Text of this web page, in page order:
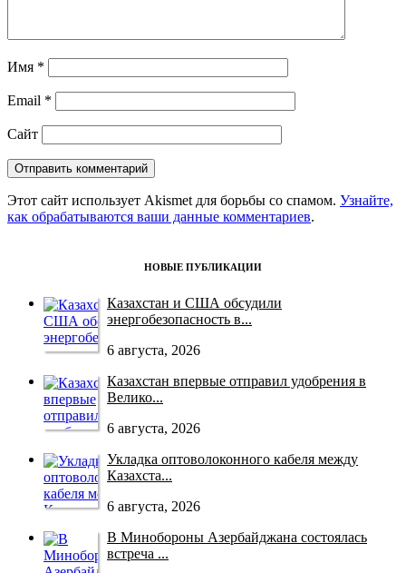
Имя *
Email *
Сайт
Этот сайт использует Akismet для борьбы со спамом. Узнайте,
как обрабатываются ваши данные комментариев.
НОВЫЕ ПУБЛИКАЦИИ
Казахстан и США обсудили
энергобезопасность в...
6 августа, 2026
Казахстан впервые отправил удобрения в
Велико...
6 августа, 2026
Укладка оптоволоконного кабеля между
Казахста...
6 августа, 2026
В Минобороны Азербайджана состоялась
встреча ...